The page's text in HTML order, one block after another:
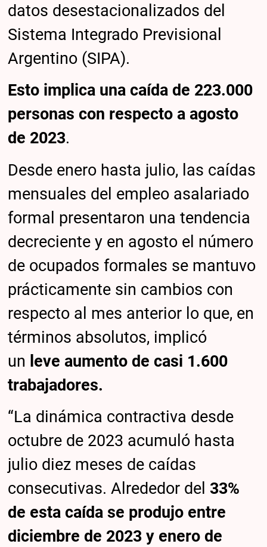
datos desestacionalizados del
Sistema Integrado Previsional
Argentino (SIPA).
Esto implica una caída de 223.000
personas con respecto a agosto
de 2023.
Desde enero hasta julio, las caídas
mensuales del empleo asalariado
formal presentaron una tendencia
decreciente y en agosto el número
de ocupados formales se mantuvo
prácticamente sin cambios con
respecto al mes anterior lo que, en
términos absolutos, implicó
un leve aumento de casi 1.600
trabajadores.
“La dinámica contractiva desde
octubre de 2023 acumuló hasta
julio diez meses de caídas
consecutivas. Alrededor del 33%
de esta caída se produjo entre
diciembre de 2023 y enero de